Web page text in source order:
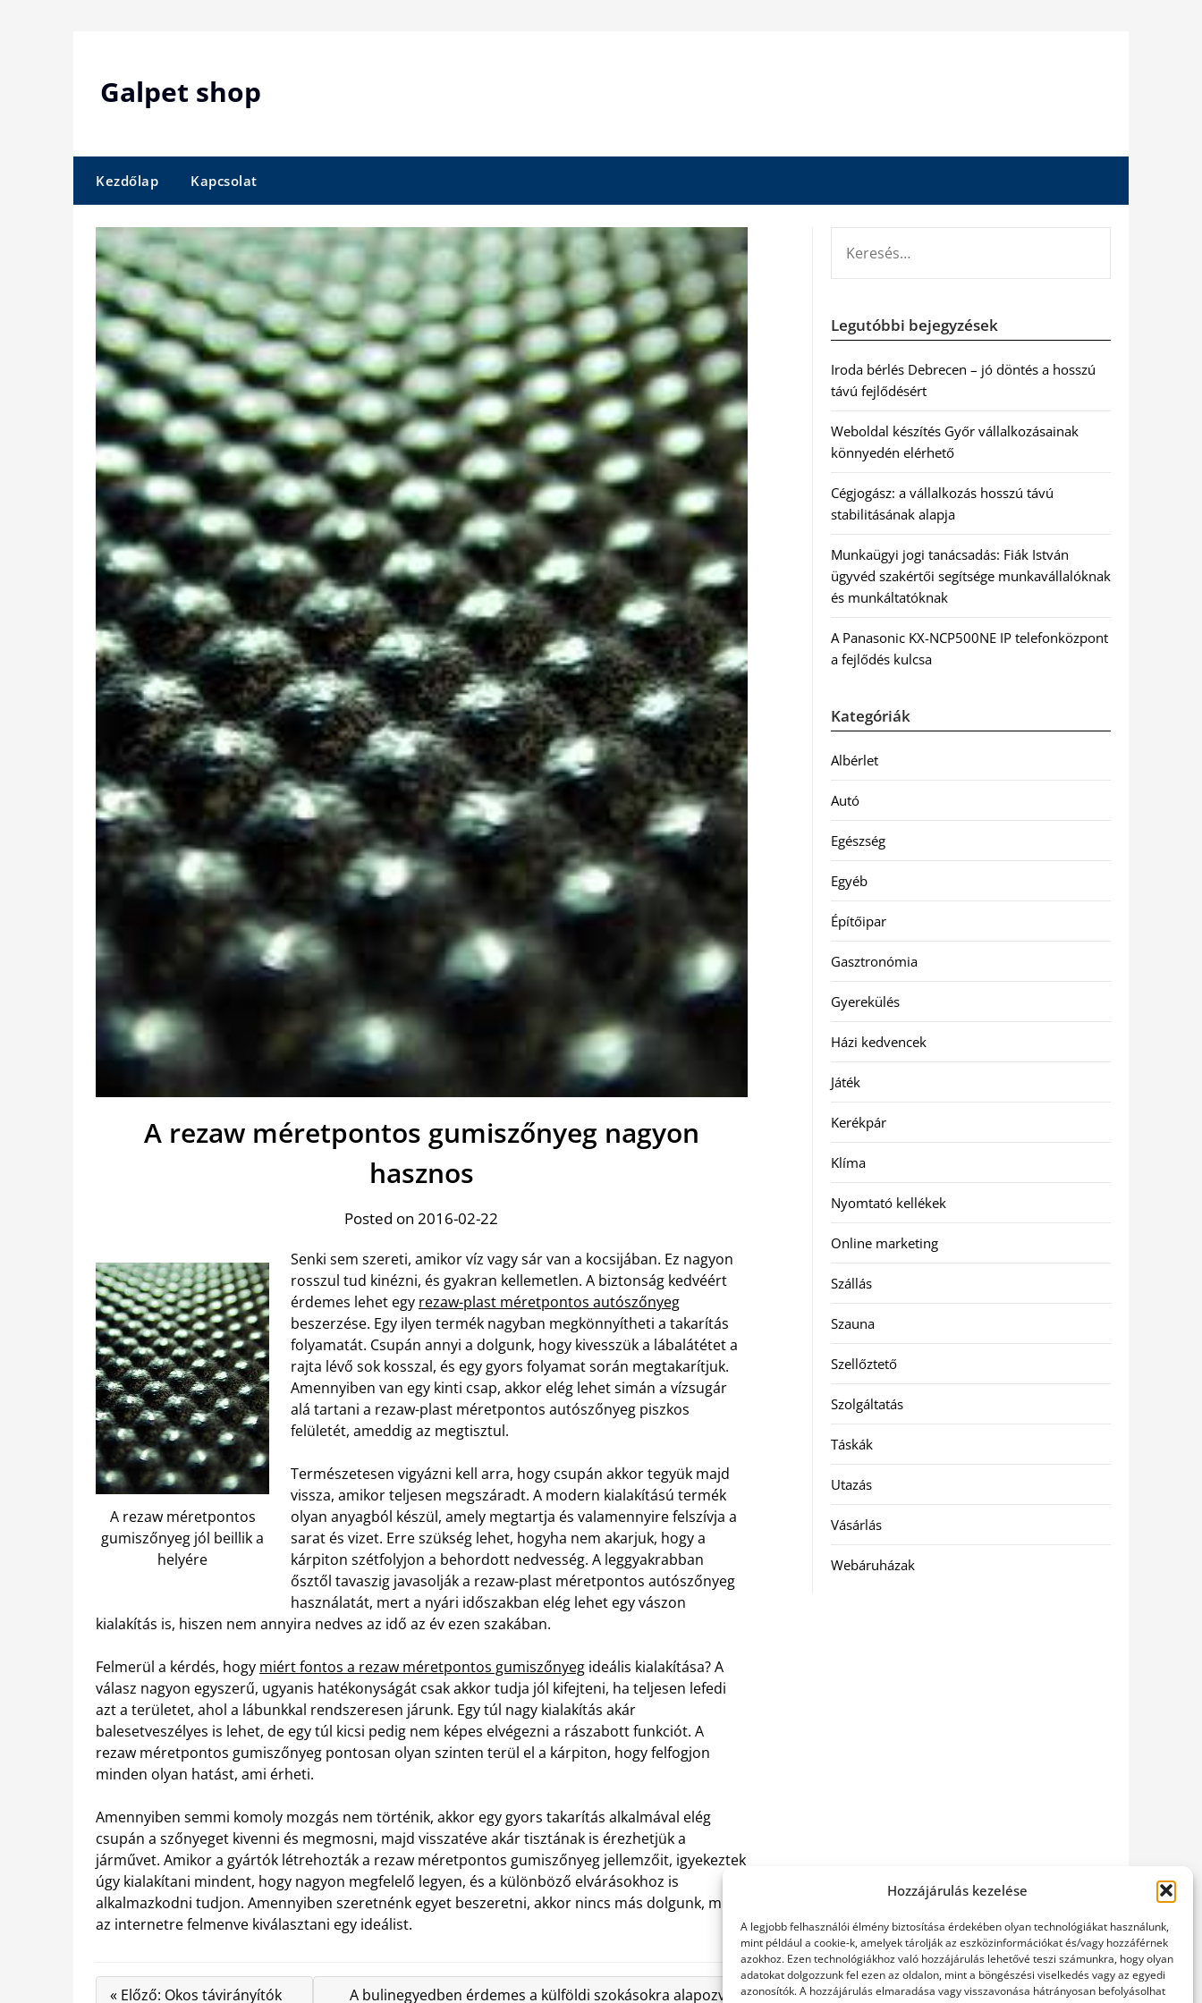
Hozzájárulás kezelése
A legjobb felhasználói élmény biztosítása érdekében olyan technológiákat használunk,
mint például a cookie-k, amelyek tárolják az eszközinformációkat és/vagy hozzáférnek
azokhoz. Ezen technológiákhoz való hozzájárulás lehetővé teszi számunkra, hogy olyan
adatokat dolgozzunk fel ezen az oldalon, mint a böngészési viselkedés vagy az egyedi
azonosítók. A hozzájárulás elmaradása vagy visszavonása hátrányosan befolyásolhat
Galpet shop
Kezdőlap Kapcsolat
A rezaw méretpontos gumiszőnyeg nagyon
hasznos
Posted on 2016-02-22
A rezaw méretpontos
gumiszőnyeg jól beillik a
helyére
Senki sem szereti, amikor víz vagy sár van a kocsijában. Ez nagyon
rosszul tud kinézni, és gyakran kellemetlen. A biztonság kedvéért
érdemes lehet egy rezaw-plast méretpontos autószőnyeg
beszerzése. Egy ilyen termék nagyban megkönnyítheti a takarítás
folyamatát. Csupán annyi a dolgunk, hogy kivesszük a lábalátétet a
rajta lévő sok kosszal, és egy gyors folyamat során megtakarítjuk.
Amennyiben van egy kinti csap, akkor elég lehet simán a vízsugár
alá tartani a rezaw-plast méretpontos autószőnyeg piszkos
felületét, ameddig az megtisztul.
Természetesen vigyázni kell arra, hogy csupán akkor tegyük majd
vissza, amikor teljesen megszáradt. A modern kialakítású termék
olyan anyagból készül, amely megtartja és valamennyire felszívja a
sarat és vizet. Erre szükség lehet, hogyha nem akarjuk, hogy a
kárpiton szétfolyjon a behordott nedvesség. A leggyakrabban
ősztől tavaszig javasolják a rezaw-plast méretpontos autószőnyeg
használatát, mert a nyári időszakban elég lehet egy vászon
kialakítás is, hiszen nem annyira nedves az idő az év ezen szakában.
Felmerül a kérdés, hogy miért fontos a rezaw méretpontos gumiszőnyeg ideális kialakítása? A
válasz nagyon egyszerű, ugyanis hatékonyságát csak akkor tudja jól kifejteni, ha teljesen lefedi
azt a területet, ahol a lábunkkal rendszeresen járunk. Egy túl nagy kialakítás akár
balesetveszélyes is lehet, de egy túl kicsi pedig nem képes elvégezni a rászabott funkciót. A
rezaw méretpontos gumiszőnyeg pontosan olyan szinten terül el a kárpiton, hogy felfogjon
minden olyan hatást, ami érheti.
Amennyiben semmi komoly mozgás nem történik, akkor egy gyors takarítás alkalmával elég
csupán a szőnyeget kivenni és megmosni, majd visszatéve akár tisztának is érezhetjük a
járművet. Amikor a gyártók létrehozták a rezaw méretpontos gumiszőnyeg jellemzőit, igyekeztek
úgy kialakítani mindent, hogy nagyon megfelelő legyen, és a különböző elvárásokhoz is
alkalmazkodni tudjon. Amennyiben szeretnénk egyet beszeretni, akkor nincs más dolgunk, mint
az internetre felmenve kiválasztani egy ideálist.
« Előző: Okos távirányítók A bulinegyedben érdemes a külföldi szokásokra alapozva
Legutóbbi bejegyzések
Iroda bérlés Debrecen – jó döntés a hosszú
távú fejlődésért
Weboldal készítés Győr vállalkozásainak
könnyedén elérhető
Cégjogász: a vállalkozás hosszú távú
stabilitásának alapja
Munkaügyi jogi tanácsadás: Fiák István
ügyvéd szakértői segítsége munkavállalóknak
és munkáltatóknak
A Panasonic KX-NCP500NE IP telefonközpont
a fejlődés kulcsa
Kategóriák
Albérlet
Autó
Egészség
Egyéb
Építőipar
Gasztronómia
Gyerekülés
Házi kedvencek
Játék
Kerékpár
Klíma
Nyomtató kellékek
Online marketing
Szállás
Szauna
Szellőztető
Szolgáltatás
Táskák
Utazás
Vásárlás
Webáruházak